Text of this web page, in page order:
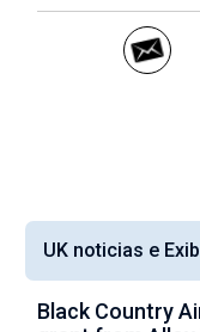
UK noticias e
Black Country